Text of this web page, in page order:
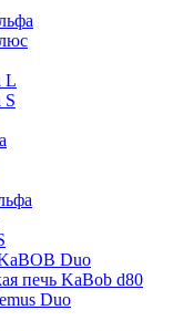
L
S
Duo
печь KaBob d80
Duo